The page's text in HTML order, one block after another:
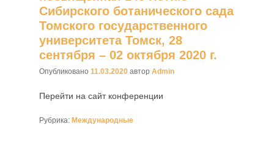
Сибирского ботанического сада
Томского государственного
университета Томск, 28
сентября – 02 октября 2020 г.
Опубликовано 11.03.2020 автор Admin
Перейти на сайт конференции
Рубрика: Международные